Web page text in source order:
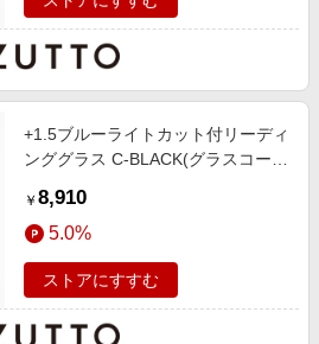
+1.5ブルーライトカット付リーディ
ンググラス C-BLACK(グラスコード
￥ 8,910
5.0%
ストアにすすむ